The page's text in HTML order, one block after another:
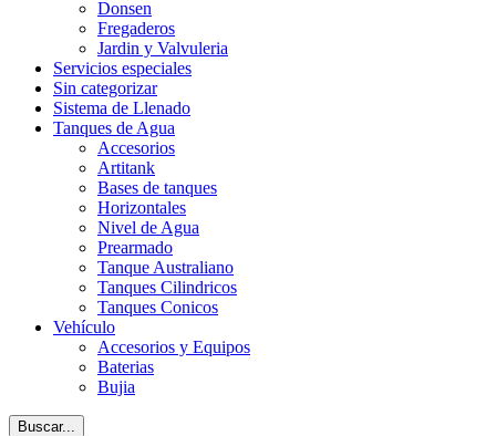
Donsen
Fregaderos
Jardin y Valvuleria
Servicios especiales
Sin categorizar
Sistema de Llenado
Tanques de Agua
Accesorios
Artitank
Bases de tanques
Horizontales
Nivel de Agua
Prearmado
Tanque Australiano
Tanques Cilindricos
Tanques Conicos
Vehículo
Accesorios y Equipos
Baterias
Bujia
Buscar...